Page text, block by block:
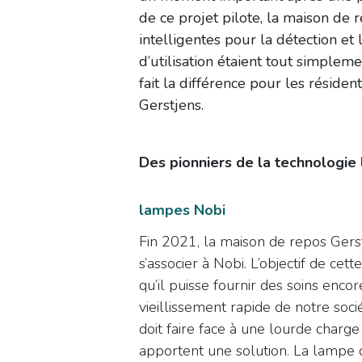
de ce projet pilote, la maison de
intelligentes pour la détection et
d’utilisation étaient tout
fait la différence pour les
Gerstjens.
Des pionniers de la
lampes Nobi
Fin 2021, la maison de repos
s’associer à Nobi. L’objectif de
qu’il puisse fournir des soins
vieillissement rapide de notre
doit faire face à une lourde
apportent une solution. La lampe